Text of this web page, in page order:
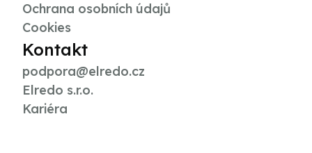
Ochrana osobních údajů
Cookies
Kontakt
podpora@elredo.cz
Elredo s.r.o.
Kariéra